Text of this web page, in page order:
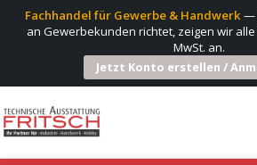
Fachhandel für Gewerbe & Handwerk—
an Gewerbekunden richtet, zeigen wir
MwSt. an.
Jetzt Konto erstellen /